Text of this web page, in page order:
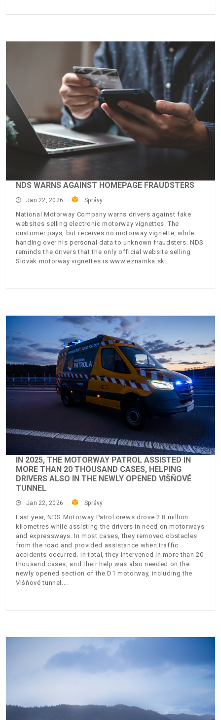
NDS WARNS AGAINST HOMEPAGE FRAUDSTERS
Jan 22, 2026 Správy
National Motorway Company warns drivers against fake
websites selling electronic motorway vignettes. The
customer pays, but receives no motorway vignette, while
handing over his personal data to unknown fraudsters. NDS
reminds the drivers that the only official website selling
Slovak motorway vignettes is www.eznamka.sk.
IN 2025, THE MOTORWAY PATROL ASSISTED IN
MORE THAN 20 THOUSAND CASES, HELPING
DRIVERS ALSO IN THE NEWLY OPENED VIŠŇOVÉ
TUNNEL
Jan 22, 2026 Správy
Last year, NDS Motorway Patrol crews drove 2.8 million
kilometres while assisting the drivers in need on motorways
and expressways. In most cases, they removed obstacles
from the road and provided assistance when traffic
accidents occurred. In total, they intervened in more than 20
thousand cases, and their help was also needed on the
newly opened section of the D1 motorway, including the
Višňové tunnel.